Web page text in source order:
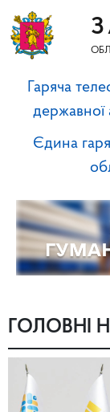
Гаряча
державної
Єдина
ГОЛОВНІ